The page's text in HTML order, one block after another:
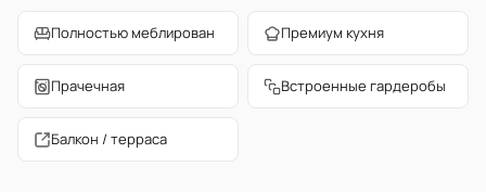
Полностью меблирован Премиум кухня
Прачечная Встроенные гардеробы
Балкон / терраса